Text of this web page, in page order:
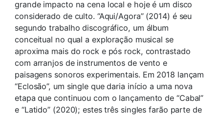
grande impacto na cena local e hoje é um disco
considerado de culto. “Aqui/Agora” (2014) é seu
segundo trabalho discográfico, um álbum
conceitual no qual a exploração musical se
aproxima mais do rock e pós rock, contrastado
com arranjos de instrumentos de vento e
paisagens sonoros experimentais. Em 2018 lançam
“Eclosão”, um single que daria início a uma nova
etapa que continuou com o lançamento de “Cabal”
e “Latido” (2020); estes três singles farão parte de